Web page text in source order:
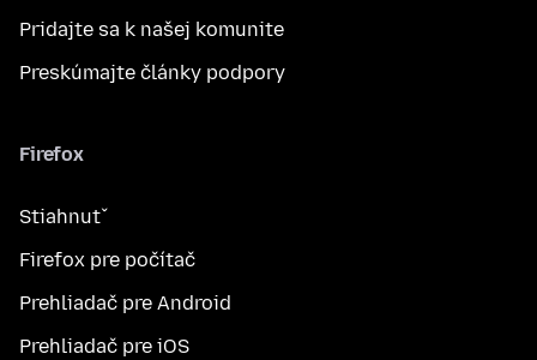
Pridajte sa k našej komunite
Preskúmajte články podpory
Firefox
Stiahnuť
Firefox pre počítač
Prehliadač pre Android
Prehliadač pre iOS